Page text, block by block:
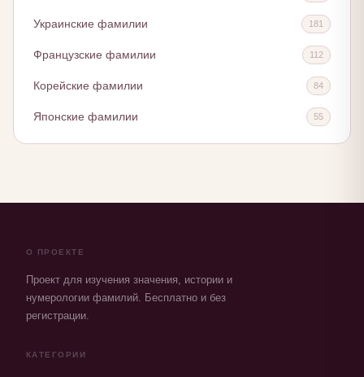
Украинские фамилии 181
Французские фамилии 112
Корейские фамилии 84
Японские фамилии 55
О ПРОЕКТЕ
Проект для изучения значения, истории и
нумерологии фамилий. Бесплатно и без
регистрации.
КАТЕГОРИИ